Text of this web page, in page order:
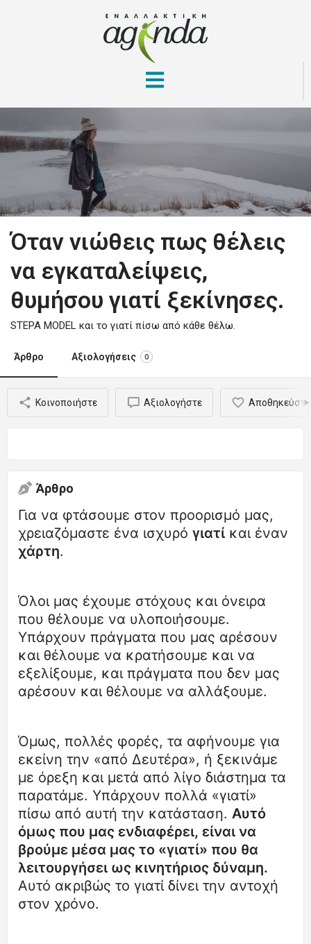
Όταν νιώθεις πως θέλεις
να εγκαταλείψεις,
θυμήσου γιατί ξεκίνησες.
STEPA MODEL και το γιατί πίσω από κάθε θέλω.
Άρθρο Αξιολογήσεις 0
Κοινοποιήστε Αξιολογήστε Αποθηκεύστε
Άρθρο
Για να φτάσουμε στον προορισμό μας,
χρειαζόμαστε ένα ισχυρό γιατί και έναν
χάρτη.
Όλοι μας έχουμε στόχους και όνειρα
που θέλουμε να υλοποιήσουμε.
Υπάρχουν πράγματα που μας αρέσουν
και θέλουμε να κρατήσουμε και να
εξελίξουμε, και πράγματα που δεν μας
αρέσουν και θέλουμε να αλλάξουμε.
Όμως, πολλές φορές, τα αφήνουμε για
εκείνη την «από Δευτέρα», ή ξεκινάμε
με όρεξη και μετά από λίγο διάστημα τα
παρατάμε. Υπάρχουν πολλά «γιατί»
πίσω από αυτή την κατάσταση. Αυτό
όμως που μας ενδιαφέρει, είναι να
βρούμε μέσα μας το «γιατί» που θα
λειτουργήσει ως κινητήριος δύναμη.
Αυτό ακριβώς το γιατί δίνει την αντοχή
στον χρόνο.